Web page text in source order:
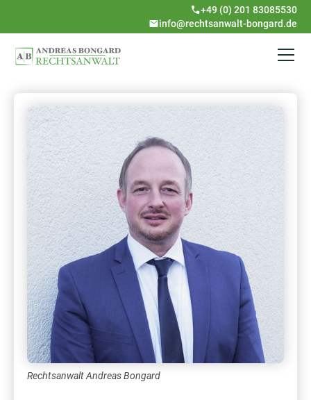
+49 (0) 201 83085530
info@rechtsanwalt-bongard.de
Rechtsanwalt Andreas Bongard